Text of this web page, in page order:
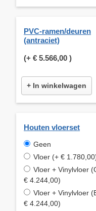
PVC-ramen/deuren
(antraciet)
(+ € 5.566,00 )
+ In winkelwagen
Houten vloerset
Geen
Vloer (+ €
Vloer + Vinylvloer
€ 4.244,00)
Vloer + Vinylvloer
€ 4.244,00)